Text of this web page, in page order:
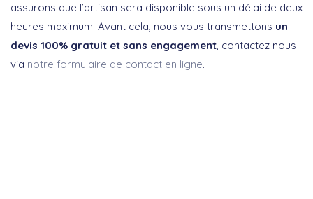
assurons que l’artisan sera disponible sous un délai de deux
heures maximum. Avant cela, nous vous transmettons un
devis 100% gratuit et sans engagement, contactez nous
via notre formulaire de contact en ligne.